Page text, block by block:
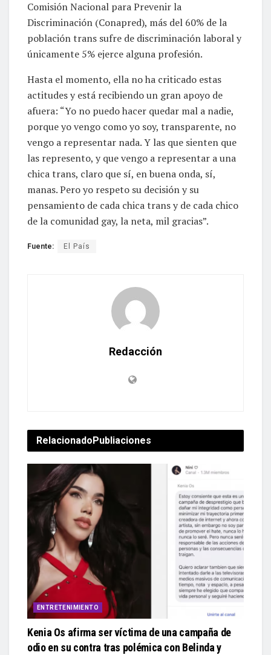
Comisión Nacional para Prevenir la
Discriminación (Conapred), más del 60% de la
población trans sufre de discriminación laboral y
únicamente 5% ejerce alguna profesión.
Hasta el momento, ella no ha criticado estas
actitudes y está recibiendo un gran apoyo de
afuera: “Yo no puedo hacer quedar mal a nadie,
porque yo vengo como yo soy, transparente, no
vengo a representar nada. Y las que sienten que
las represento, y que vengo a representar a una
chica trans, claro que sí, en buena onda, sí,
manas. Pero yo respeto su decisión y su
pensamiento de cada chica trans y de cada chico
de la comunidad gay, la neta, mil gracias”.
Fuente: El País
Redacción
RelacionadoPubliaciones
ENTRETENIMIENTO
Kenia Os afirma ser víctima de una campaña de
odio en su contra tras polémica con Belinda y